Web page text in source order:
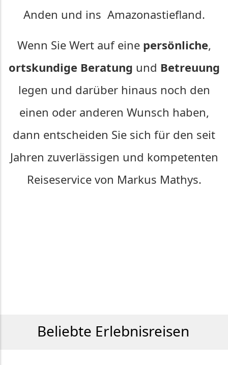
Anden und ins Amazonastiefland.
Wenn Sie Wert auf eine persönliche,
ortskundige Beratung und Betreuung
legen und darüber hinaus noch den
einen oder anderen Wunsch haben,
dann entscheiden Sie sich für den seit
Jahren zuverlässigen und kompetenten
Reiseservice von Markus Mathys.
Beliebte Erlebnisreisen